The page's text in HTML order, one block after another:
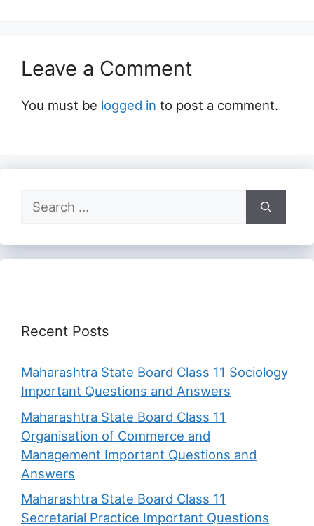
Leave a Comment
You must be logged in to post a comment.
Search
for:
Recent Posts
Maharashtra State Board Class 11 Sociology
Important Questions and Answers
Maharashtra State Board Class 11
Organisation of Commerce and
Management Important Questions and
Answers
Maharashtra State Board Class 11
Secretarial Practice Important Questions